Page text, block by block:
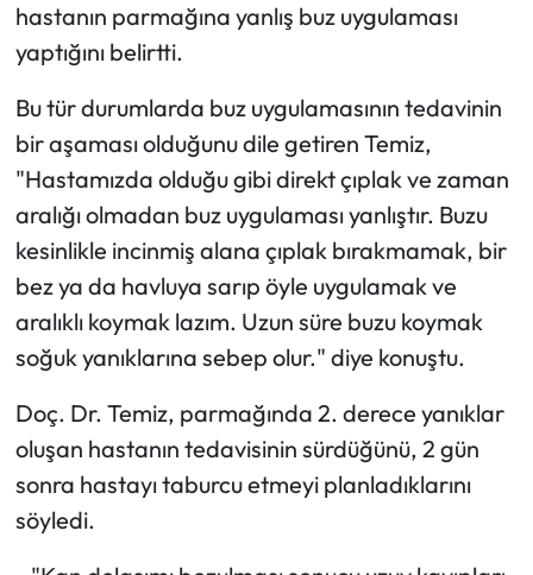
hastanın parmağına yanlış buz uygulaması
yaptığını belirtti.
Bu tür durumlarda buz uygulamasının tedavinin
bir aşaması olduğunu dile getiren Temiz,
"Hastamızda olduğu gibi direkt çıplak ve zaman
aralığı olmadan buz uygulaması yanlıştır. Buzu
kesinlikle incinmiş alana çıplak bırakmamak, bir
bez ya da havluya sarıp öyle uygulamak ve
aralıklı koymak lazım. Uzun süre buzu koymak
soğuk yanıklarına sebep olur." diye konuştu.
Doç. Dr. Temiz, parmağında 2. derece yanıklar
oluşan hastanın tedavisinin sürdüğünü, 2 gün
sonra hastayı taburcu etmeyi planladıklarını
söyledi.